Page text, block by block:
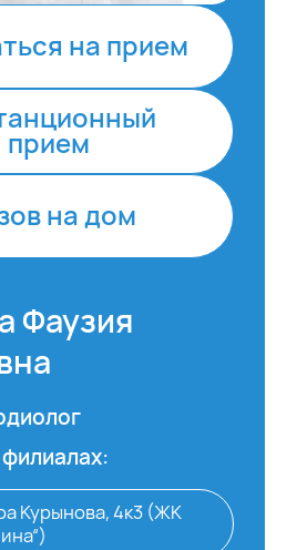
на прием
прием
на дом
Фаузия
Курынова, 4к3 (ЖК